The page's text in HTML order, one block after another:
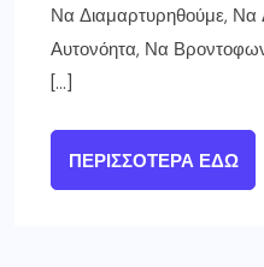
Να Διαμαρτυρηθούμε, Να
Αυτονόητα, Να
[…]
ΠΕΡΙΣΣΌΤΕΡΑ ΕΔΏ